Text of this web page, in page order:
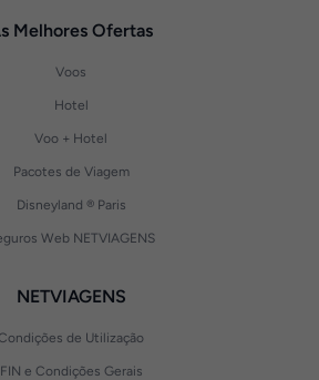
Melhores Ofertas
Voos
Hotel
Voo + Hotel
Pacotes de Viagem
Disneyland ® Paris
Web NETVIAGENS
NETVIAGENS
de Utilização
FIN e Condições Gerais